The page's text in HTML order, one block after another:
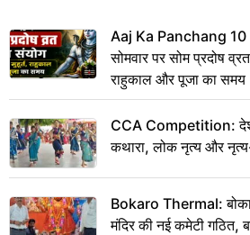
Aaj Ka Panchang
सोमवार पर सोम प्रदोष
राहुकाल और पूजा का समय
CCA Competition:
कथारा, लोक नृत्य और
Bokaro Thermal:
मंदिर की नई कमेटी गठित,